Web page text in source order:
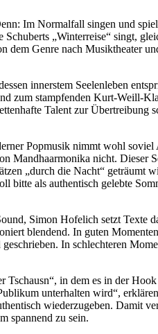
Im Normalfall singen und
Schuberts „Winterreise“ singt,
dem Genre nach Musiktheater
innerstem Seelenleben
zum stampfenden Kurt-Weill-
Talent zur Übertreibung
Popmusik nimmt wohl soviel
Mandhaarmonika nicht. Dieser
„durch die Nacht“ geträumt
bitte als authentisch gelebte
Simon Hofelich setzt Texte
blendend. In guten
In schlechteren
in dem es in der Hook
unterhalten wird“,
wiederzugeben. Damit
spannend zu sein.